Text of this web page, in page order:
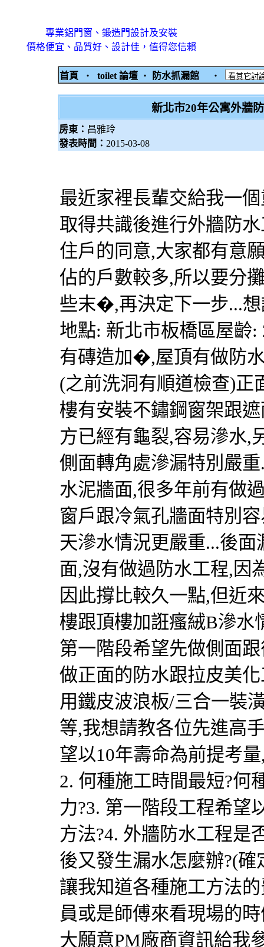
專業鋁門窗、鍛造門設計及安裝
價格便宜、品質好、設計佳，值得您信賴
首頁 ‧ toilet 論壇 ‧ 防水抓漏館 ‧
新北市20年公寓外牆
房東： 昌雅玲
發表時間： 2015-03-08
最近家裡長輩交給我一
取得共識後進行外牆防
住戶的同意,大家都有意
佔的戶數較多,所以要分
些末�,再決定下一步...
地點: 新北市板橋區屋齡
有磚造加�,屋頂有做防
(之前洗洞有順道檢查)正
樓有安裝不鏽鋼窗架跟
方已經有龜裂,容易滲水,
側面轉角處滲漏特別嚴
水泥牆面,很多年前有做
窗戶跟冷氣孔牆面特別
天滲水情況更嚴重...後
面,沒有做過防水工程,因
因此撐比較久一點,但近
樓跟頂樓加誑瘙絨B滲水
第一階段希望先做側面
做正面的防水跟拉皮美
用鐵皮波浪板/三合一裝
等,我想請教各位先進高
望以10年壽命為前提考
2. 何種施工時間最短?何
力?3. 第一階段工程希望
方法?4. 外牆防水工程是
後又發生漏水怎麼辦?(
讓我知道各種施工方法
員或是師傅來看現場的
大願意PM廠商資訊給我